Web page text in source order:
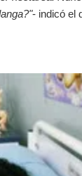
- indicó el